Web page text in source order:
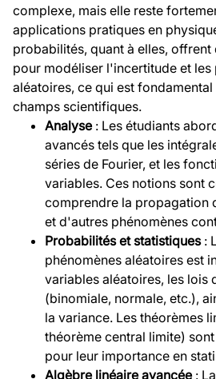
complexe, mais elle reste
applications pratiques en
probabilités, quant à elles, offrent
pour modéliser l'incertitude et les
aléatoires, ce qui est
champs scientifiques.
Analyse: Les étudiants
avancés tels que les
séries de Fourier, et les
variables. Ces notions sont
comprendre la propagation
et d'autres phénomènes
Probabilités et statistiques:
phénomènes aléatoires est
variables aléatoires, les lois
(binomiale, normale, etc.),
la variance. Les théorèmes
théorème central limite)
pour leur importance en
Algèbre linéaire avancée: